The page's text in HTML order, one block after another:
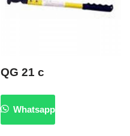
QG 21 c
Whatsapp